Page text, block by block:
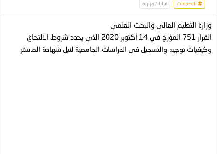
التصنيفات قرارات وزارية
وزارة التعليم العالي والبحث العلمي
القرار 751 المؤرخ في 14 أكتوبر 2020 الذي يحدد شروط الالتحاق
وكيفيات توجيه والتسجيل في الدراسات الجامعية لنيل شهادة الماستر.